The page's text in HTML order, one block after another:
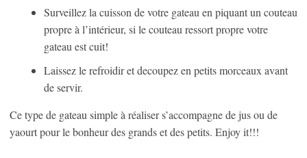
Surveillez la cuisson de votre gateau en piquant un couteau
propre à l’intérieur, si le couteau ressort propre votre
gateau est cuit!
Laissez le refroidir et decoupez en petits morceaux avant
de servir.
Ce type de gateau simple à réaliser s’accompagne de jus ou de
yaourt pour le bonheur des grands et des petits. Enjoy it!!!